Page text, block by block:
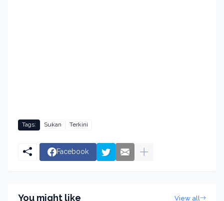
Tags: Sukan Terkini
Facebook
You might like View all